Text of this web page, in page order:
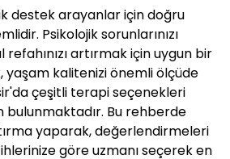
destek arayanlar için doğru
Psikolojik sorunlarınızı
artırmak için uygun bir
yaşam kalitenizi önemli ölçüde
çeşitli terapi seçenekleri
bulunmaktadır. Bu rehberde
yaparak, değerlendirmeleri
göre uzmanı seçerek en